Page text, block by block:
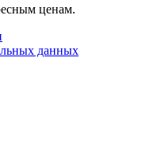
ценам.
данных